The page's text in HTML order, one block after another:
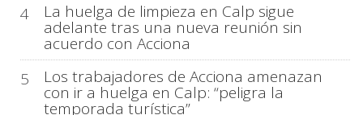
4
La huelga de limpieza en Calp sigue
adelante tras una nueva reunión sin
acuerdo con Acciona
5
Los trabajadores de Acciona amenazan
con ir a huelga en Calp: “peligra la
temporada turística”